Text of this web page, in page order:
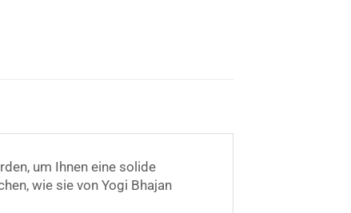
um Ihnen eine solide
wie sie von Yogi Bhajan